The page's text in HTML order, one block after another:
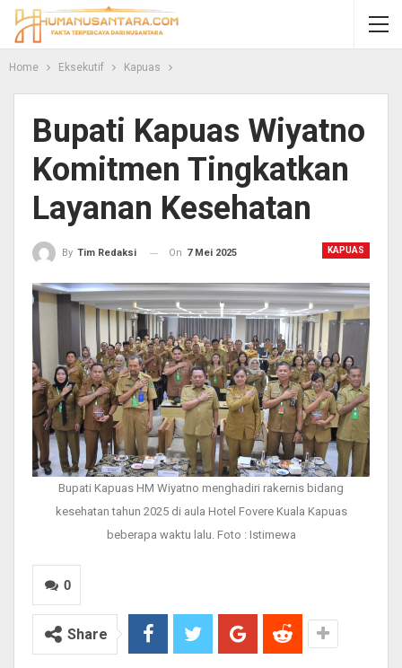
Home Eksekutif Kapuas
Bupati Kapuas Wiyatno
Komitmen Tingkatkan
Layanan Kesehatan
KAPUAS
By Tim Redaksi On 7 Mei 2025
Bupati Kapuas HM Wiyatno menghadiri rakernis bidang
kesehatan tahun 2025 di aula Hotel Fovere Kuala Kapuas
beberapa waktu lalu. Foto : Istimewa
0
Share